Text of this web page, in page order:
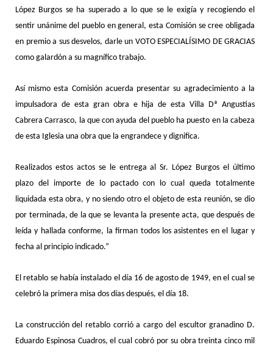
López Burgos se ha superado a lo que se le exigía y recogiendo el
sentir unánime del pueblo en general, esta Comisión se cree obligada
en premio a sus desvelos, darle un VOTO ESPECIALÍSIMO DE GRACIAS
como galardón a su magnífico trabajo.
Así mismo esta Comisión acuerda presentar su agradecimiento a la
impulsadora de esta gran obra e hija de esta Villa Dª Angustias
Cabrera Carrasco, la que con ayuda del pueblo ha puesto en la cabeza
de esta Iglesia una obra que la engrandece y dignifica.
Realizados estos actos se le entrega al Sr. López Burgos el último
plazo del importe de lo pactado con lo cual queda totalmente
liquidada esta obra, y no siendo otro el objeto de esta reunión, se dio
por terminada, de la que se levanta la presente acta, que después de
leída y hallada conforme, la firman todos los asistentes en el lugar y
fecha al principio indicado.”
El retablo se había instalado el día 16 de agosto de 1949, en el cual se
celebró la primera misa dos días después, el día 18.
La construcción del retablo corrió a cargo del escultor granadino D.
Eduardo Espinosa Cuadros, el cual cobró por su obra treinta cinco mil